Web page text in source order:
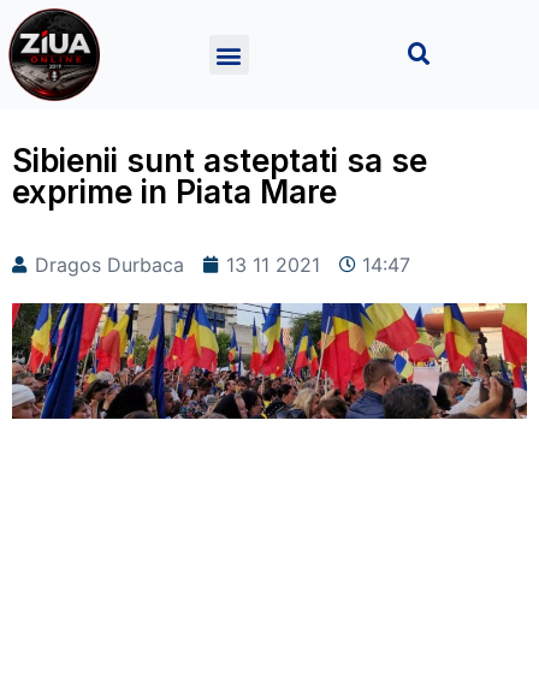
Sibienii sunt asteptati sa se
exprime in Piata Mare
Dragos Durbaca 13 11 2021 14:47